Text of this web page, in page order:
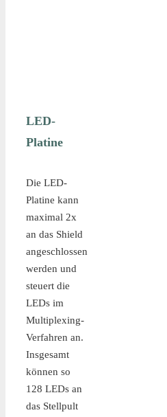
LED-
Platine
Die LED-
Platine kann
maximal 2x
an das Shield
angeschlossen
werden und
steuert die
LEDs im
Multiplexing-
Verfahren an.
Insgesamt
können so
128 LEDs an
das Stellpult